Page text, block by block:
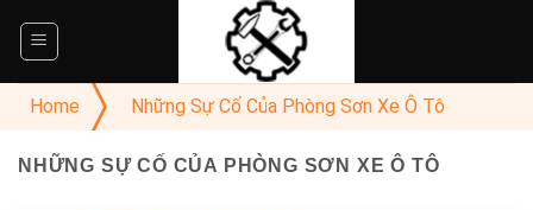
Home
Những Sự Cố Của Phòng Sơn Xe Ô Tô
NHỮNG SỰ CỐ CỦA PHÒNG SƠN XE Ô TÔ